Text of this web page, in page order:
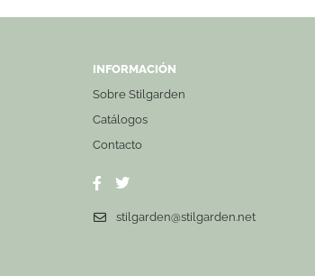
INFORMACIÓN
Sobre Stilgarden
Catálogos
Contacto
stilgarden@stilgarden.net